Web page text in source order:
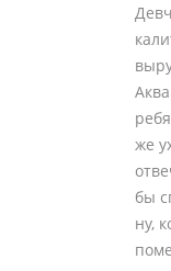
же
бы
ну,